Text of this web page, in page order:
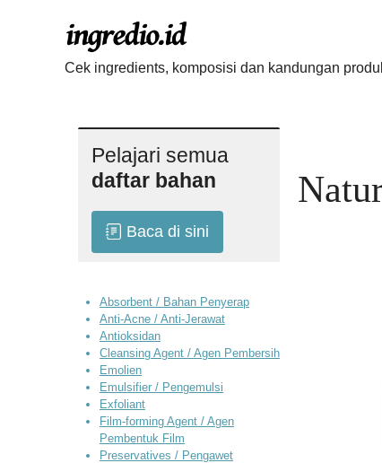
Cek ingredients, komposisi dan kandungan
Pelajari semua
daftar bahan
Baca di sini
Absorbent / Bahan Penyerap
Anti-Acne / Anti-Jerawat
Antioksidan
Cleansing Agent / Agen Pembersih
Emolien
Emulsifier / Pengemulsi
Exfoliant
Film-forming Agent / Agen
Pembentuk Film
Preservatives / Pengawet